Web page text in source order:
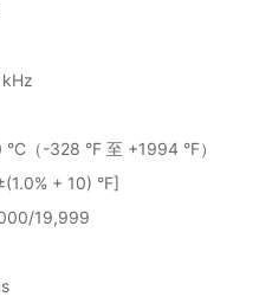
（-328 °F 至 +1994 °F）
+ 10) °F]
19,999